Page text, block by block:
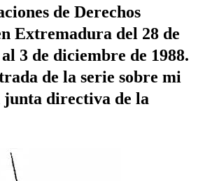
de Derechos
Extremadura del 28 de
3 de diciembre de 1988.
de la serie sobre mi
junta directiva de la